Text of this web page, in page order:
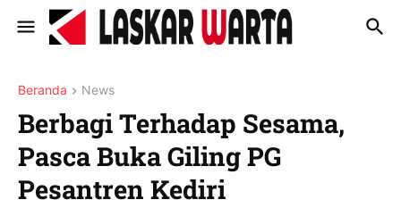
Beranda News
Berbagi Terhadap Sesama,
Pasca Buka Giling PG
Pesantren Kediri